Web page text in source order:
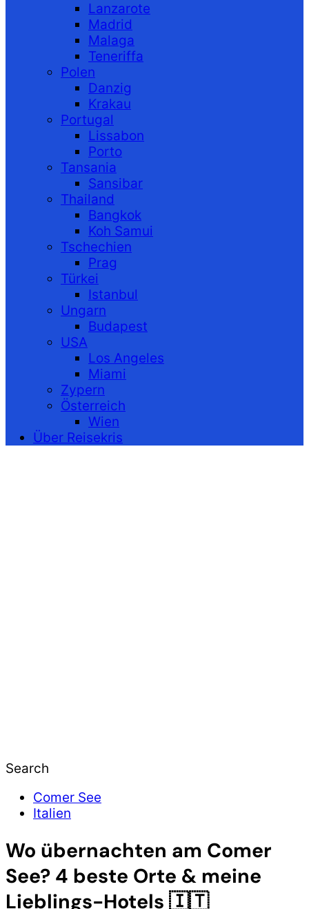
Lanzarote
Madrid
Malaga
Teneriffa
Polen
Danzig
Krakau
Portugal
Lissabon
Porto
Tansania
Sansibar
Thailand
Bangkok
Koh Samui
Tschechien
Prag
Türkei
Istanbul
Ungarn
Budapest
USA
Los Angeles
Miami
Zypern
Österreich
Wien
Über Reisekris
Search
Comer See
Italien
Wo übernachten am Comer
See? 4 beste Orte & meine
Lieblings-Hotels 🇮🇹